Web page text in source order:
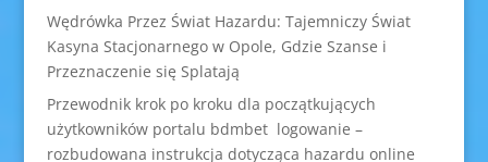
Wędrówka Przez Świat Hazardu: Tajemniczy Świat
Kasyna Stacjonarnego w Opole, Gdzie Szanse i
Przeznaczenie się Splatają
Przewodnik krok po kroku dla początkujących
użytkowników portalu bdmbet logowanie –
rozbudowana instrukcja dotycząca hazardu online